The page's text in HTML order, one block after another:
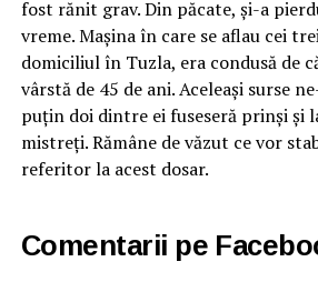
fost rănit grav. Din păcate, și-a
vreme. Mașina în care se aflau cei
domiciliul în Tuzla, era condusă de
vârstă de 45 de ani. Aceleași surse
puțin doi dintre ei fuseseră prinși și
mistreți. Rămâne de văzut ce vor
referitor la acest dosar.
Comentarii pe